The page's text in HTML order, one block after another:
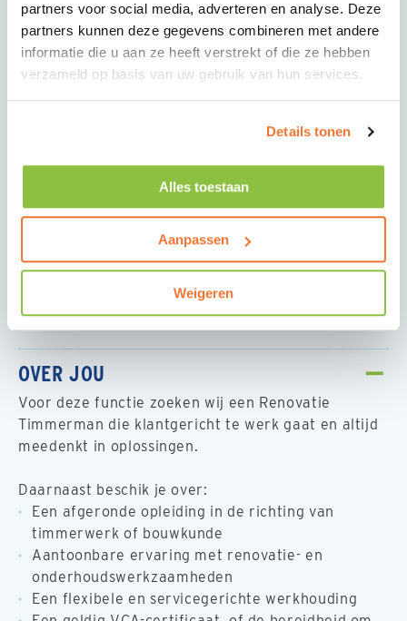
partners voor social media, adverteren en analyse. Deze
partners kunnen deze gegevens combineren met andere
informatie die u aan ze heeft verstrekt of die ze hebben
verzameld op basis van uw gebruik van hun services.
Details tonen
Alles toestaan
Aanpassen
Weigeren
WAT GA JE DOEN?
In deze functie houd je je bezig met uiteenlopende
timmerwerkzaamheden binnen renovatieprojecten
Het plaatsen en renoveren van keukens
Diverse timmerwerkzaamheden om woningen
Het onderhouden van contact met bewoners,
waarbij je zorgt voor duidelijke communicatie,
kwaliteit van het werk bewaakt en de
kernwaarden van de opdrachtgever uitdraagt
OVER JOU
Voor deze functie zoeken wij een Renovatie
Timmerman die klantgericht te werk gaat en altijd
meedenkt in oplossingen.
Daarnaast beschik je over:
Een afgeronde opleiding in de richting van
timmerwerk of bouwkunde
Aantoonbare ervaring met renovatie- en
onderhoudswerkzaamheden
Een flexibele en servicegerichte werkhouding